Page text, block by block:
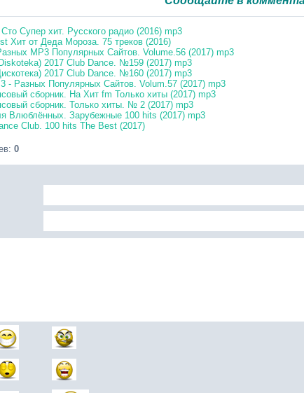
Супер хит. Русского радио (2016) mp3
Хит от Деда Мороза. 75 треков (2016)
MP3 Популярных Сайтов. Volume.56 (2017) mp3
2017 Club Dance. №159 (2017) mp3
2017 Club Dance. №160 (2017) mp3
- Разных Популярных Сайтов. Volum.57 (2017) mp3
сборник. На Хит fm Только хиты (2017) mp3
сборник. Только хиты. № 2 (2017) mp3
Влюблённых. Зарубежные 100 hits (2017) mp3
Club. 100 hits The Best (2017)
: 0